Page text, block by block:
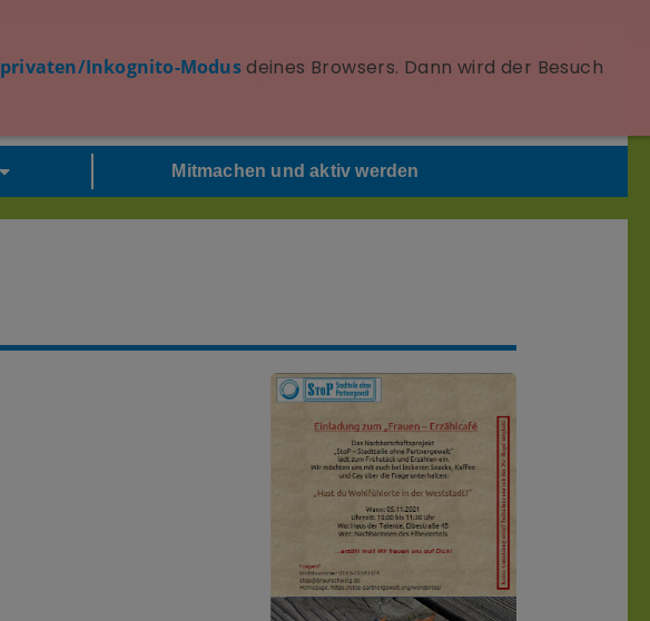
Seite schnell verlassen
Mitmachen und aktiv werden
privaten/Inkognito-Modusdeines Browsers. Dann wird der Besuch